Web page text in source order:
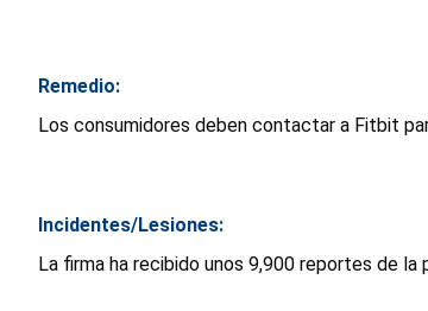
Remedio:
Los consumidores deben contactar a Fitbit
Incidentes/Lesiones:
La firma ha recibido unos 9,900 reportes de